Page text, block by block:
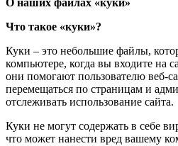
О наших файлах «куки»
Что такое «куки»?
Куки – это небольшие файлы,
компьютере, когда вы входите на
они помогают пользователю веб-
перемещаться по страницам и
отслеживать использование сайта.
Куки не могут содержать в себе
что может нанести вред вашему